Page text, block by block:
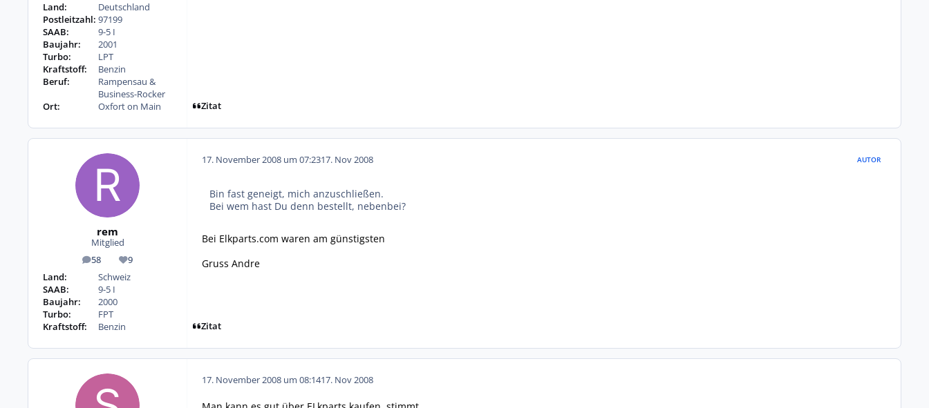
Land:
Deutschland
Postleitzahl: 97199
SAAB:
9-5 I
Baujahr:
2001
Turbo:
LPT
Kraftstoff:
Benzin
Beruf:
Rampensau &
Business-Rocker
Ort:
Oxfort on Main Zitat
rem
Mitglied
58
Beiträge 9
Reputation
Land:
Schweiz
SAAB:
9-5 I
Baujahr:
2000
Turbo:
FPT
Kraftstoff:
Benzin
17. November 2008 um 07:2317. Nov 2008 AUTOR
Bin fast geneigt, mich anzuschließen.
Bei wem hast Du denn bestellt, nebenbei?
Bei Elkparts.com waren am günstigsten
Gruss Andre
Zitat
17. November 2008 um 08:1417. Nov 2008